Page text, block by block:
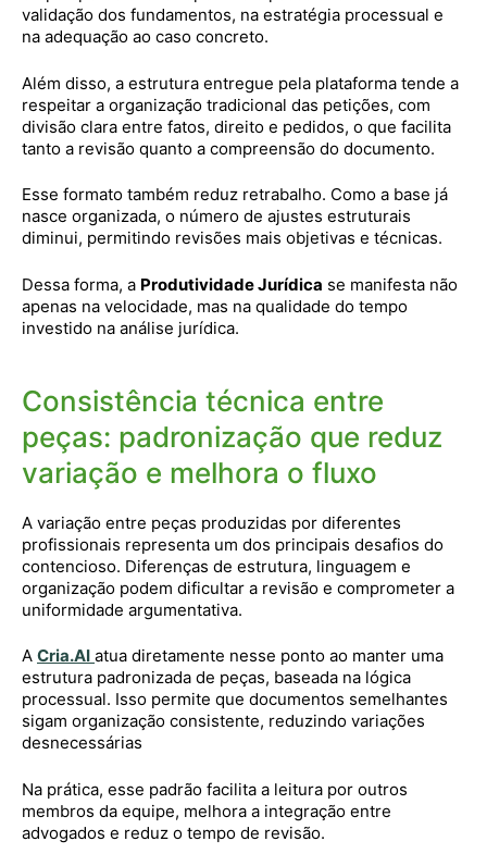
validação dos fundamentos, na estratégia processual e
na adequação ao caso concreto.
Além disso, a estrutura entregue pela plataforma tende a
respeitar a organização tradicional das petições, com
divisão clara entre fatos, direito e pedidos, o que facilita
tanto a revisão quanto a compreensão do documento.
Esse formato também reduz retrabalho. Como a base já
nasce organizada, o número de ajustes estruturais
diminui, permitindo revisões mais objetivas e técnicas.
Dessa forma, a Produtividade Jurídica se manifesta não
apenas na velocidade, mas na qualidade do tempo
investido na análise jurídica.
Consistência técnica entre
peças: padronização que reduz
variação e melhora o fluxo
A variação entre peças produzidas por diferentes
profissionais representa um dos principais desafios do
contencioso. Diferenças de estrutura, linguagem e
organização podem dificultar a revisão e comprometer a
uniformidade argumentativa.
A Cria.AI atua diretamente nesse ponto ao manter uma
estrutura padronizada de peças, baseada na lógica
processual. Isso permite que documentos semelhantes
sigam organização consistente, reduzindo variações
desnecessárias
Na prática, esse padrão facilita a leitura por outros
membros da equipe, melhora a integração entre
advogados e reduz o tempo de revisão.